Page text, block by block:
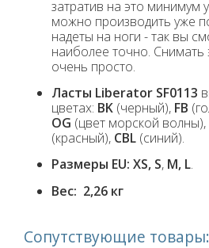
затратив на это минимум
можно производить уже
надеты на ноги - так вы
наиболее точно. Снимать
очень просто.
Ласты Liberator SF0113
цветах: BK (черный), FB
OG (цвет морской волны),
(красный), CBL (синий).
Размеры EU: XS, S, M, L.
Вес: 2,26 кг
Сопутствующие товары: